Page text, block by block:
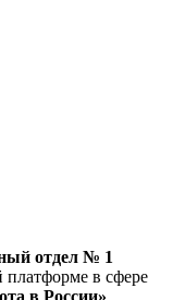
отдел № 1
в сфере
в России»